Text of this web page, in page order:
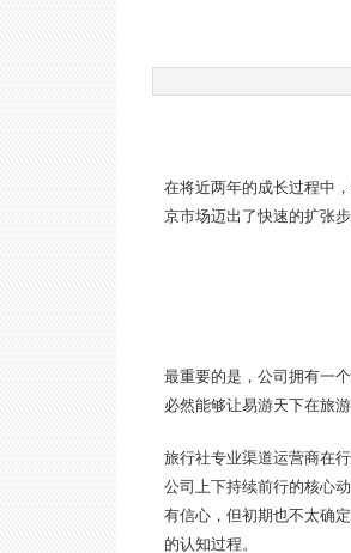
在将近两年的成长过程中
京市场迈出了快速的扩张
最重要的是，公司拥有一
必然能够让易游天下在旅
旅行社专业渠道运营商在
公司上下持续前行的核心
有信心，但初期也不太确
的认知过程。